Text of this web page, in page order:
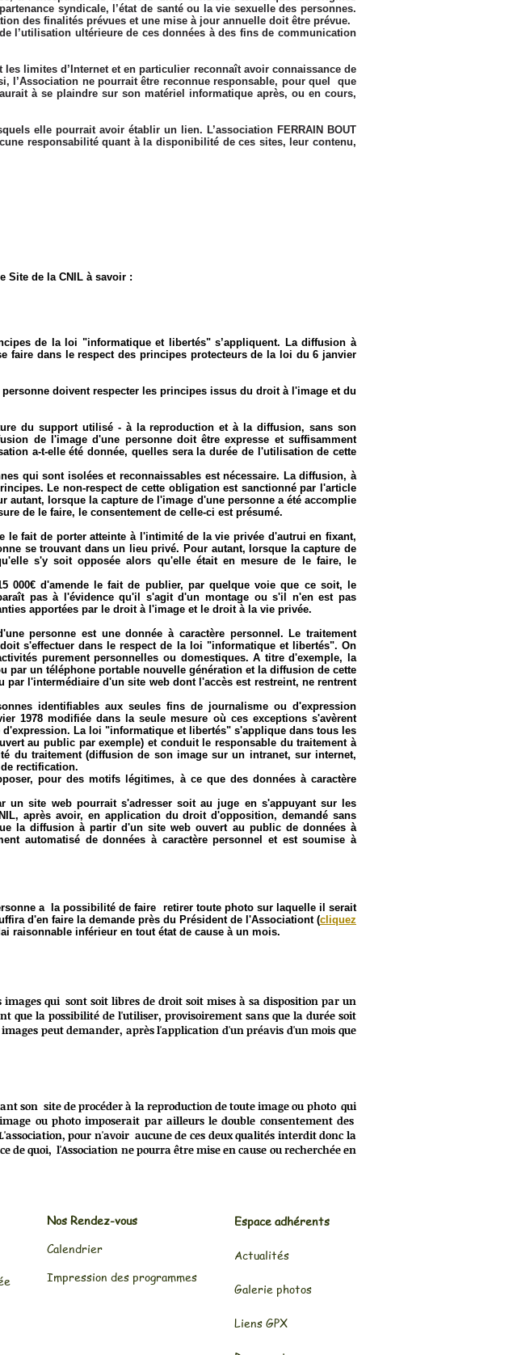
syndicale, l’état de santé ou la vie sexuelle des personnes.
des finalités prévues et une mise à jour annuelle doit être prévue.
l’utilisation ultérieure de ces données à des fins de communication
limites d’Internet et en particulier reconnaît avoir connaissance de
l’Association ne pourrait être reconnue responsable, pour quel que
à se plaindre sur son matériel informatique après, ou en cours,
elle pourrait avoir établir un lien. L’association FERRAIN BOUT
responsabilité quant à la disponibilité de ces sites, leur contenu,
Site de la CNIL à savoir :
de la loi "informatique et libertés" s’appliquent. La diffusion à
faire dans le respect des principes protecteurs de la loi du 6 janvier
doivent respecter les principes issus du droit à l'image et du
du support utilisé - à la reproduction et à la diffusion, sans son
de l'image d'une personne doit être expresse et suffisamment
a-t-elle été donnée, quelles sera la durée de l'utilisation de cette
qui sont isolées et reconnaissables est nécessaire. La diffusion, à
Le non-respect de cette obligation est sanctionné par l'article
autant, lorsque la capture de l'image d'une personne a été accomplie
de le faire, le consentement de celle-ci est présumé.
le fait de porter atteinte à l'intimité de la vie privée d'autrui en fixant,
se trouvant dans un lieu privé. Pour autant, lorsque la capture de
s'y soit opposée alors qu'elle était en mesure de le faire, le
000€ d'amende le fait de publier, par quelque voie que ce soit, le
pas à l'évidence qu'il s'agit d'un montage ou s'il n'en est pas
apportées par le droit à l'image et le droit à la vie privée.
personne est une donnée à caractère personnel. Le traitement
s'effectuer dans le respect de la loi "informatique et libertés". On
purement personnelles ou domestiques. A titre d'exemple, la
un téléphone portable nouvelle génération et la diffusion de cette
l'intermédiaire d'un site web dont l'accès est restreint, ne rentrent
identifiables aux seules fins de journalisme ou d'expression
1978 modifiée dans la seule mesure où ces exceptions s'avèrent
La loi "informatique et libertés" s'applique dans tous les
au public par exemple) et conduit le responsable du traitement à
du traitement (diffusion de son image sur un intranet, sur internet,
rectification.
pour des motifs légitimes, à ce que des données à caractère
un site web pourrait s'adresser soit au juge en s'appuyant sur les
après avoir, en application du droit d'opposition, demandé sans
la diffusion à partir d'un site web ouvert au public de données à
automatisé de données à caractère personnel et est soumise à
a la possibilité de faire retirer toute photo sur laquelle il serait
d'en faire la demande près du Président de l'Associationt (cliquez
raisonnable inférieur en tout état de cause à un mois.
qui sont soit libres de droit soit mises à sa disposition par un
que la possibilité de l'utiliser, provisoirement sans que la durée soit
peut demander, après l'application d'un préavis d'un mois que
son site de procéder à la reproduction de toute image ou photo qui
ou photo imposerait par ailleurs le double consentement des
pour n'avoir aucune de ces deux qualités interdit donc la
de quoi,l'Association ne pourra être mise en cause ou recherchée en
Nos Rendez-vous
Calendrier
Impression des programmes
Espace adhérents
Actualités
Galerie photos
Liens GPX